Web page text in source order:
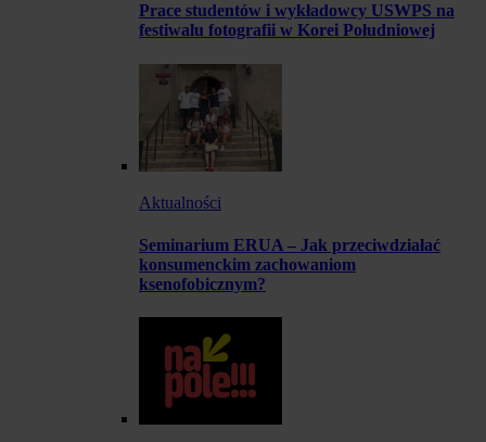
Prace studentów i wykładowcy USWPS na
festiwalu fotografii w Korei Południowej
Aktualności
Seminarium ERUA – Jak przeciwdziałać
konsumenckim zachowaniom
ksenofobicznym?